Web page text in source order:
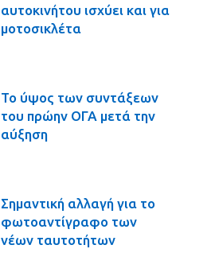
αυτοκινήτου ισχύει και για
μοτοσικλέτα
Το ύψος των συντάξεων
του πρώην ΟΓΑ μετά την
αύξηση
Σημαντική αλλαγή για το
φωτοαντίγραφο των
νέων ταυτοτήτων